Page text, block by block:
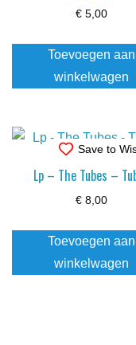
€ 5,00
Toevoegen aan
winkelwagen
Save to
Lp – The Tubes –
€ 8,00
Toevoegen aan
winkelwagen